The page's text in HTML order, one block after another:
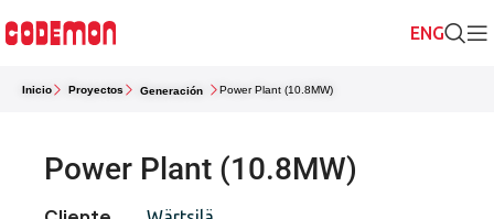
Inicio Proyectos Generación Power Plant (10.8MW)
Power Plant (10.8MW)